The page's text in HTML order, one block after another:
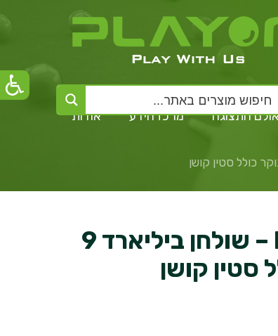
התצוגה מרכז הידע אודות
Regiis Elegance – שולחן ביליארד 9
סטין קושן